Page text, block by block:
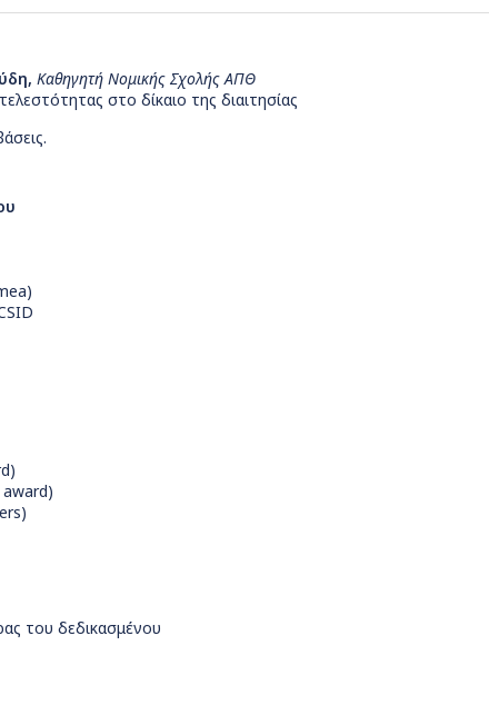
Καθηγητή Νομικής Σχολής ΑΠΘ
στο δίκαιο της διαιτησίας
του δεδικασμένου